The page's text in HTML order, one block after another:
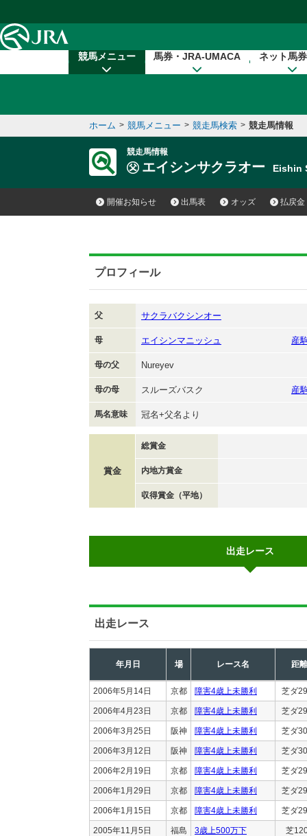
競馬メニュー 馬券・JRA-UMACA ネット馬
ホーム > 競馬メニュー > 競走馬検索 > 競走馬情報
競走馬情報
エイシンサクラオー Eishin
開催お知らせ 出馬表 オッズ 払戻金
プロフィール
父 サクラバクシンオー
母 エイシンマニッシュ 産
母の父 Nureyev
母の母 スルーズバスク 産
馬名意味 冠名+父名より
賞金
総賞金
内地方賞金
収得賞金（平地）
出走レース
出走レース
年月日 場 レース名 距離
2006年5月14日 京都 障害4歳上未勝利 芝ダ
2006年4月23日 京都 障害4歳上未勝利 芝ダ
2006年3月25日 阪神 障害4歳上未勝利 芝ダ
2006年3月12日 阪神 障害4歳上未勝利 芝ダ
2006年2月19日 京都 障害4歳上未勝利 芝ダ
2006年1月29日 京都 障害4歳上未勝利 芝ダ
2006年1月15日 京都 障害4歳上未勝利 芝ダ
2005年11月5日 福島 3歳上500万下 芝